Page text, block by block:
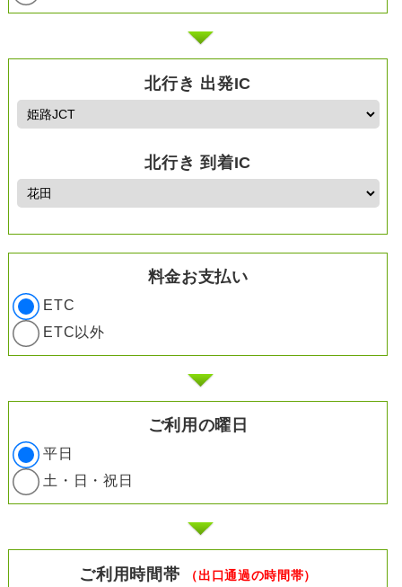
北行き 出発IC
北行き 到着IC
料金お支払い
ETC
ETC以外
ご利用の曜日
平日
土・日・祝日
ご利用時間帯 （出口通過の時間帯）